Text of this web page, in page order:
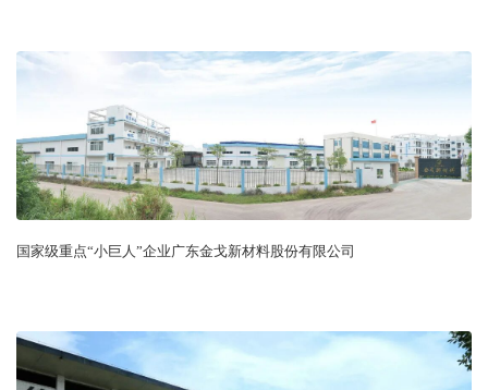
国家级重点“小巨人”企业广东金戈新材料股份有限公司